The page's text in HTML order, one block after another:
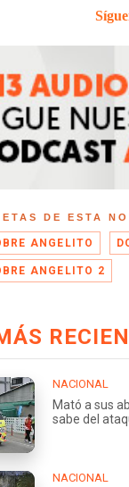
DE ESTA
ANGELITO
ANGELITO 2
NACIONAL
Mató a sus
sabe del
NACIONAL